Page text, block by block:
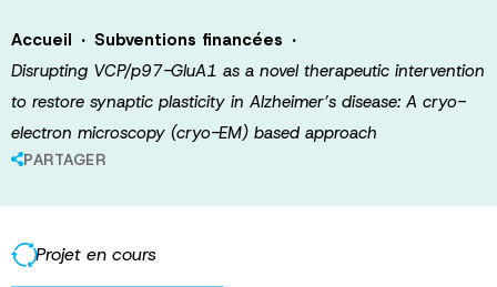
Accueil · Subventions financées ·
Disrupting VCP/p97-GluA1 as a novel therapeutic intervention
to restore synaptic plasticity in Alzheimer’s disease: A cryo-
electron microscopy (cryo-EM) based approach
PARTAGER
Projet en cours